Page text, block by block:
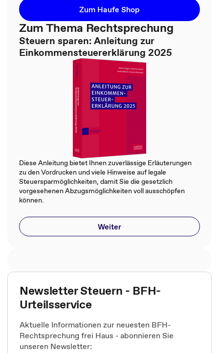
Zum Haufe Shop
Zum Thema Rechtsprechung
Steuern sparen: Anleitung zur
Einkommensteuererklärung 2025
Diese Anleitung bietet Ihnen zuverlässige Erläuterungen
zu den Vordrucken und viele Hinweise auf legale
Steuersparmöglichkeiten, damit Sie die gesetzlich
vorgesehenen Abzugsmöglichkeiten voll ausschöpfen
können.
Weiter
Newsletter Steuern - BFH-
Urteilsservice
Aktuelle Informationen zur neuesten BFH-
Rechtsprechung frei Haus - abonnieren Sie
unseren Newsletter: